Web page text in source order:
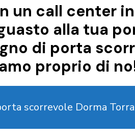
un call center
alla tua
di porta
proprio di
scorrevole Dorma